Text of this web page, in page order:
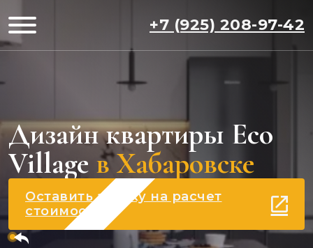
+7 (925) 208-97-42
Дизайн квартиры Eco
Village в Хабаровске
Оставить заявку на расчет
стоимости